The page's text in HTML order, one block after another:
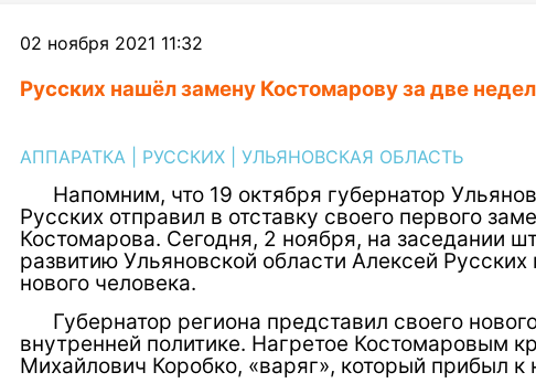
02 ноября 2021 11:32
Русских нашёл замену Костомарову за две
АППАРАТКА РУССКИХ УЛЬЯНОВСКАЯ ОБЛАСТЬ
Напомним, что 19 октября губернатор
Русских отправил в отставку своего первого
Костомарова. Сегодня, 2 ноября, на заседании
развитию Ульяновской области Алексей Русских
нового человека.
Губернатор региона представил своего
внутренней политике. Нагретое Костомаровым
Михайлович Коробко, «варяг», который прибыл к